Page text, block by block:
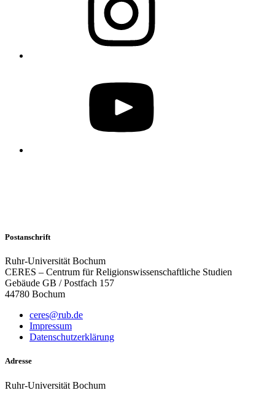
Postanschrift
Ruhr-Universität Bochum
CERES – Centrum für Religionswissenschaftliche Studien
Gebäude GB / Postfach 157
44780 Bochum
ceres@rub.de
Impressum
Datenschutzerklärung
Adresse
Ruhr-Universität Bochum